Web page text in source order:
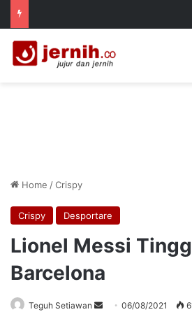
Home /Crispy
Crispy Desportare
Lionel Messi
Barcelona
Teguh Setiawan
Send06/08/2021